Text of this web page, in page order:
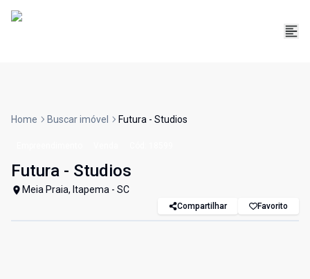
Home Buscar imóvel Futura - Studios
Futura - Studios
Meia Praia, Itapema - SC
Compartilhar Favorito